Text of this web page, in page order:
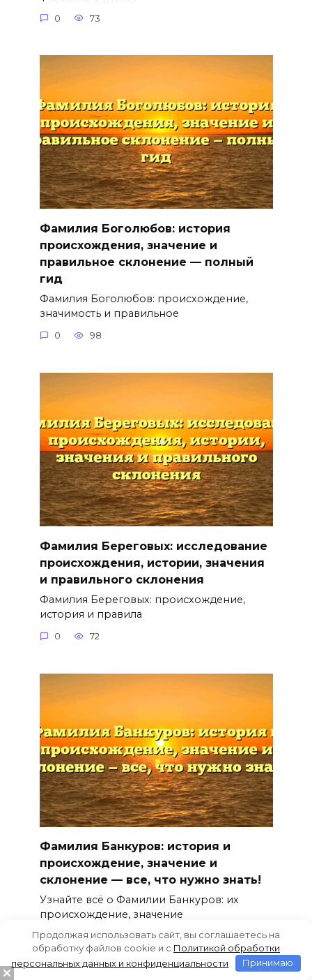
0 73
Фамилия Боголюбов: история
происхождения, значение и
правильное склонение — полный
гид
Фамилия Боголюбов: происхождение,
значимость и правильное
0 98
Фамилия Береговых: исследование
происхождения, истории, значения
и правильного склонения
Фамилия Береговых: происхождение,
история и правила
0 72
Фамилия Банкуров: история и
происхождение, значение и
склонение — все, что нужно знать!
Узнайте всё о Фамилии Банкуров: их
происхождение, значение
0 49
Продолжая использовать сайт, вы соглашаетесь на
обработку файлов cookie и c Политикой обработки
персональных данных и конфиденциальности
Принимаю